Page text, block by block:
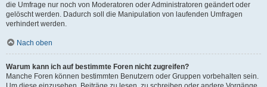
die Umfrage nur noch von Moderatoren oder Administratoren geändert oder
gelöscht werden. Dadurch soll die Manipulation von laufenden Umfragen
verhindert werden.
Nach oben
Warum kann ich auf bestimmte Foren nicht zugreifen?
Manche Foren können bestimmten Benutzern oder Gruppen vorbehalten sein.